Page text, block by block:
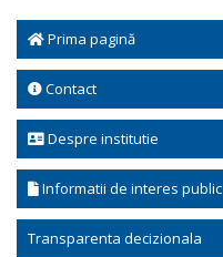
Prima pagină
Contact
Despre institutie
Informatii de interes public
Transparenta decizionala